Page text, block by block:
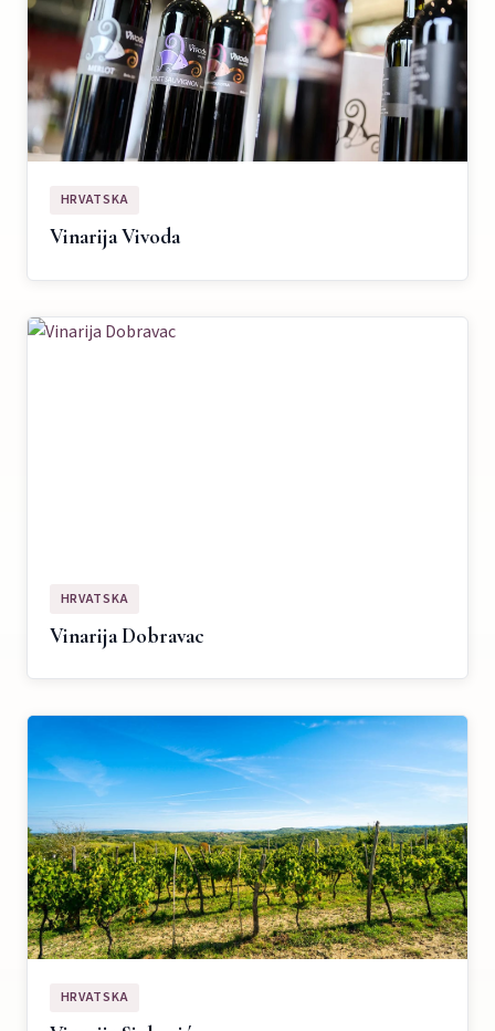
HRVATSKA
Vinarija Vivoda
HRVATSKA
Vinarija Dobravac
HRVATSKA